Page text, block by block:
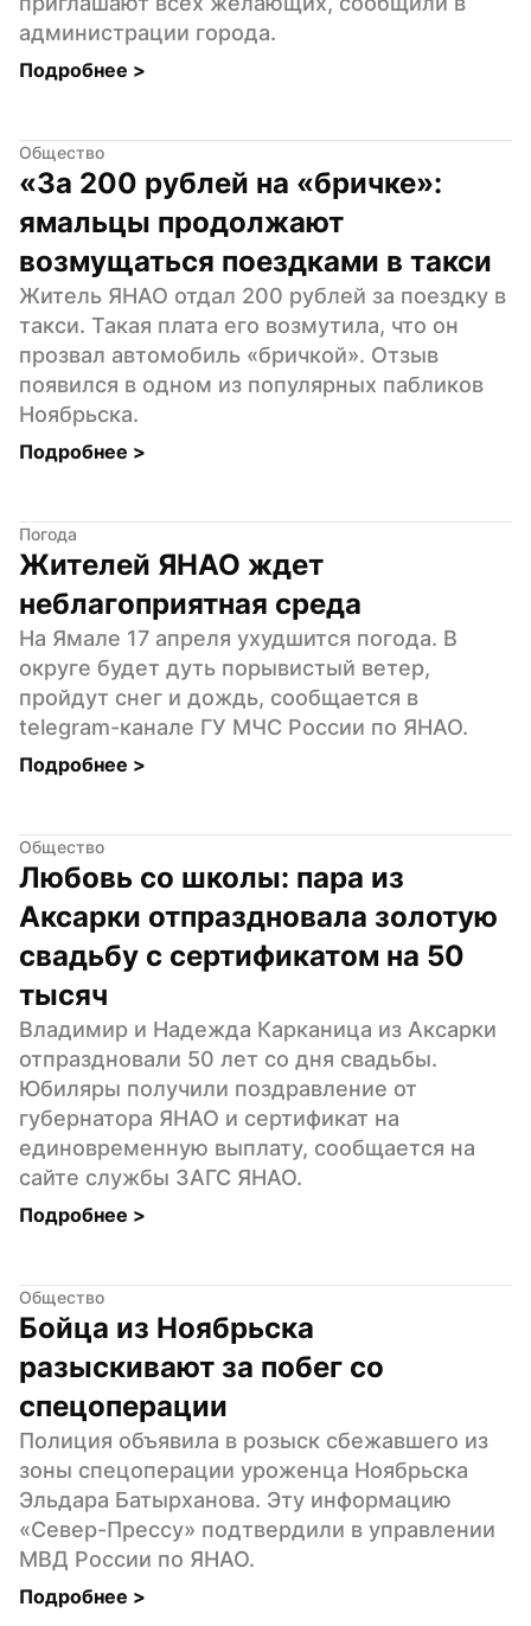
администрации города.
Подробнее >
Общество
«За 200 рублей на «бричке»:
ямальцы продолжают
возмущаться поездками в такси
Житель ЯНАО отдал 200 рублей за поездку в
такси. Такая плата его возмутила, что он
прозвал автомобиль «бричкой». Отзыв
появился в одном из популярных пабликов
Ноябрьска.
Подробнее >
Погода
Жителей ЯНАО ждет
неблагоприятная среда
На Ямале 17 апреля ухудшится погода. В
округе будет дуть порывистый ветер,
пройдут снег и дождь, сообщается в
telegram-канале ГУ МЧС России по ЯНАО.
Подробнее >
Общество
Любовь со школы: пара из
Аксарки отпраздновала золотую
свадьбу с сертификатом на 50
тысяч
Владимир и Надежда Карканица из Аксарки
отпраздновали 50 лет со дня свадьбы.
Юбиляры получили поздравление от
губернатора ЯНАО и сертификат на
единовременную выплату, сообщается на
сайте службы ЗАГС ЯНАО.
Подробнее >
Общество
Бойца из Ноябрьска
разыскивают за побег со
спецоперации
Полиция объявила в розыск сбежавшего из
зоны спецоперации уроженца Ноябрьска
Эльдара Батырханова. Эту информацию
«Север-Прессу» подтвердили в управлении
МВД России по ЯНАО.
Подробнее >